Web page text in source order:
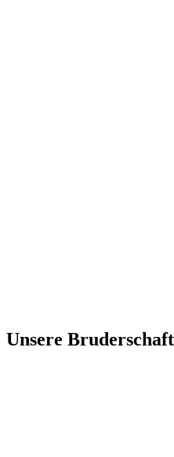
Unsere